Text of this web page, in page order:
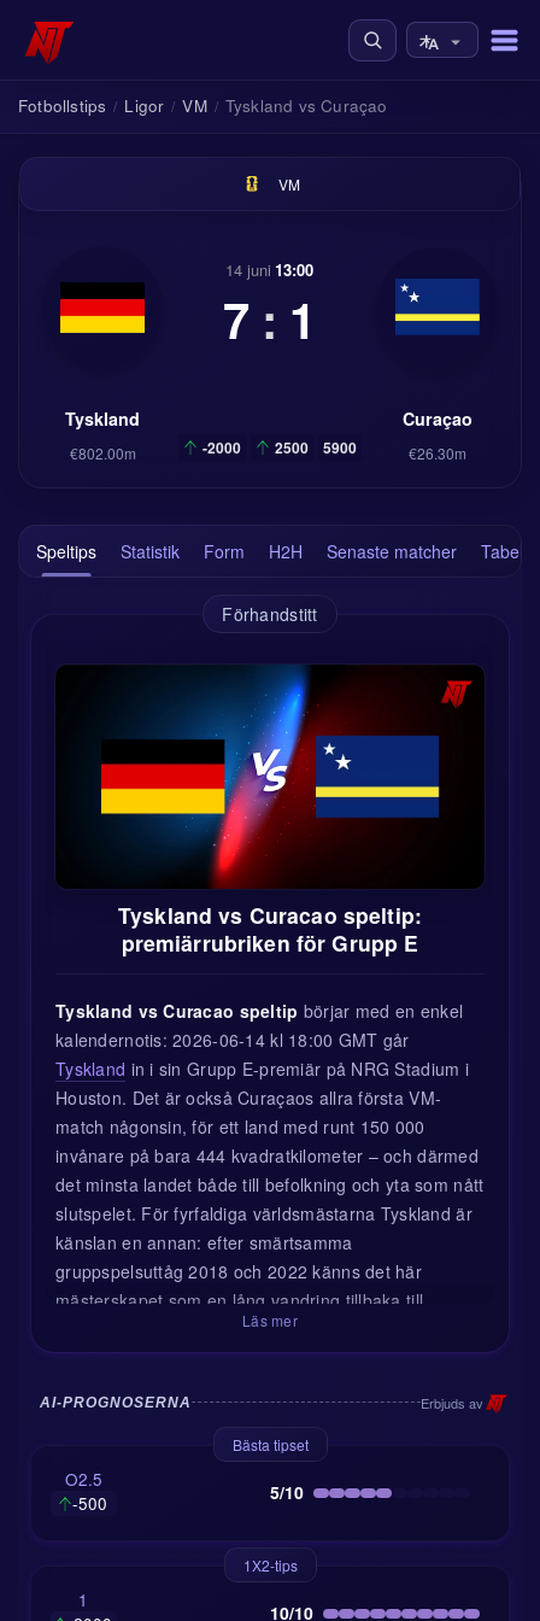
Fotbollstips / Ligor / VM / Tyskland vs Curaçao
VM
Tyskland
€802.00m
14 juni 13:00
7 : 1
-2000 2500 5900
Curaçao
€26.30m
Speltips Statistik Form H2H Senaste matcher Tabell
Förhandstitt
Tyskland vs Curacao speltip:
premiärrubriken för Grupp E
Tyskland vs Curacao speltip börjar med en enkel
kalendernotis: 2026-06-14 kl 18:00 GMT går
Tyskland in i sin Grupp E-premiär på NRG Stadium i
Houston. Det är också Curaçaos allra första VM-
match någonsin, för ett land med runt 150 000
invånare på bara 444 kvadratkilometer – och därmed
det minsta landet både till befolkning och yta som nått
slutspelet. För fyrfaldiga världsmästarna Tyskland är
känslan en annan: efter smärtsamma
gruppspelsuttåg 2018 och 2022 känns det här
mästerskapet som en lång vandring tillbaka till
Kontext, lagnyheter och den taktiska bilden
Det här är ett helt nytt möte: Tyskland och Curaçao
har aldrig stött på varandra i varken tränings- eller
tävlingsmatch. Den ovissheten är kul för fansen, men
Tyskland lär vilja undanröja allt mystiskt snabbt med
tidigt tryck och ren passningsfotboll. Julian
Nagelsmanns plan lär inte bli särskilt komplicerad
här: äga bollen, trycka ner Curaçao djupt och
Läs mer
AI-PROGNOSERNA Erbjuds av
Bästa tipset
O2.5
-500
5/10
1X2-tips
1
10/10